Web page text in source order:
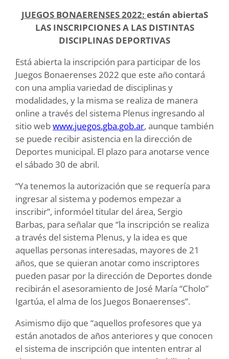
JUEGOS BONAERENSES 2022: están abiertaS
LAS INSCRIPCIONES A LAS DISTINTAS
DISCIPLINAS DEPORTIVAS
Está abierta la inscripción para participar de los
Juegos Bonaerenses 2022 que este año contará
con una amplia variedad de disciplinas y
modalidades, y la misma se realiza de manera
online a través del sistema Plenus ingresando al
sitio webwww.juegos.gba.gob.ar, aunque también
se puede recibir asistencia en la dirección de
Deportes municipal. El plazo para anotarse vence
el sábado 30 de abril.
“Ya tenemos la autorización que se requería para
ingresar al sistema y podemos empezar a
inscribir”, informóel titular del área, Sergio
Barbas, para señalar que “la inscripción se realiza
a través del sistema Plenus, y la idea es que
aquellas personas interesadas, mayores de 21
años, que se quieran anotar como inscriptores
pueden pasar por la dirección de Deportes donde
recibirán el asesoramiento de José María “Cholo”
Igartúa, el alma de los Juegos Bonaerenses”.
Asimismo dijo que “aquellos profesores que ya
están anotados de años anteriores y que conocen
el sistema de inscripción que intenten entrar al